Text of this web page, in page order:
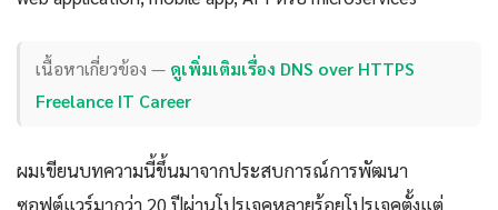
เนื้อหาเกี่ยวข้อง — ดูเพิ่มเติมเรื่อง DNS over HTTPS
Freelance IT Career
ผมเขียนบทความนี้ขึ้นมาจากประสบการณ์การพัฒนา
ซอฟต์แวร์มากว่า 20 ปีผ่านโปรเจคหลายร้อยโปรเจคตั้งแต่